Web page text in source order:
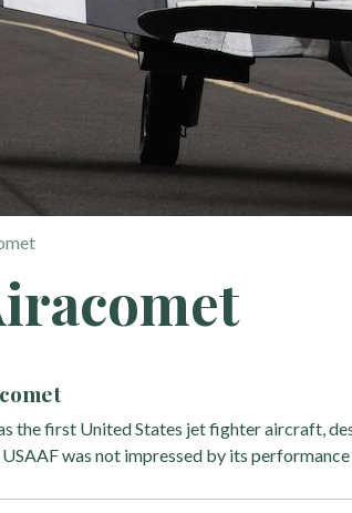
the first United States jet fighter aircraft,
was not impressed by its performance